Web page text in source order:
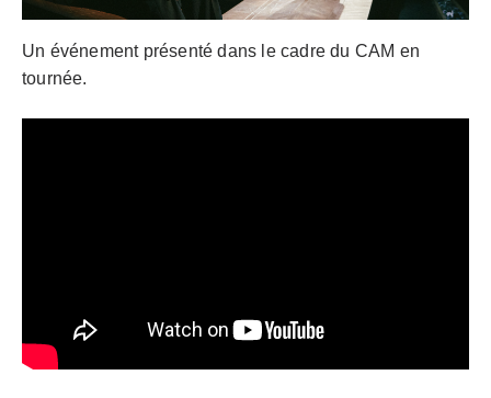
Un événement présenté dans le cadre du CAM en
tournée.